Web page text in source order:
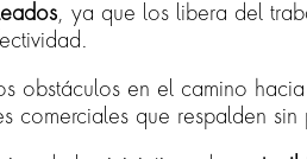
, ya que los libera del
obstáculos en el camino
comerciales que respalden sin